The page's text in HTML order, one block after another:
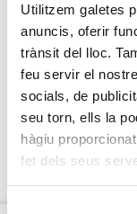
Utilitzem galetes
anuncis, oferir
trànsit del lloc.
feu servir el
socials, de
seu torn, ells la
hàgiu
fet dels seus
INGREDIENTS
VALORS
NOU